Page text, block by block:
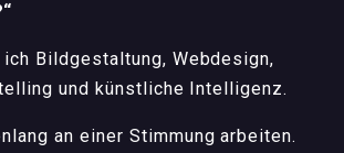
Bildgestaltung, Webdesign,
und künstliche Intelligenz.
an einer Stimmung arbeiten.